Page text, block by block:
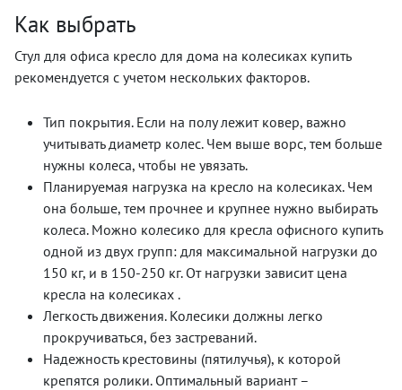
Как выбрать
Стул для офиса кресло для дома на колесиках купить
рекомендуется с учетом нескольких факторов.
Тип покрытия. Если на полу лежит ковер, важно
учитывать диаметр колес. Чем выше ворс, тем больше
нужны колеса, чтобы не увязать.
Планируемая нагрузка на кресло на колесиках. Чем
она больше, тем прочнее и крупнее нужно выбирать
колеса. Можно колесико для кресла офисного купить
одной из двух групп: для максимальной нагрузки до
150 кг, и в 150-250 кг. От нагрузки зависит цена
кресла на колесиках .
Легкость движения. Колесики должны легко
прокручиваться, без застреваний.
Надежность крестовины (пятилучья), к которой
крепятся ролики. Оптимальный вариант –